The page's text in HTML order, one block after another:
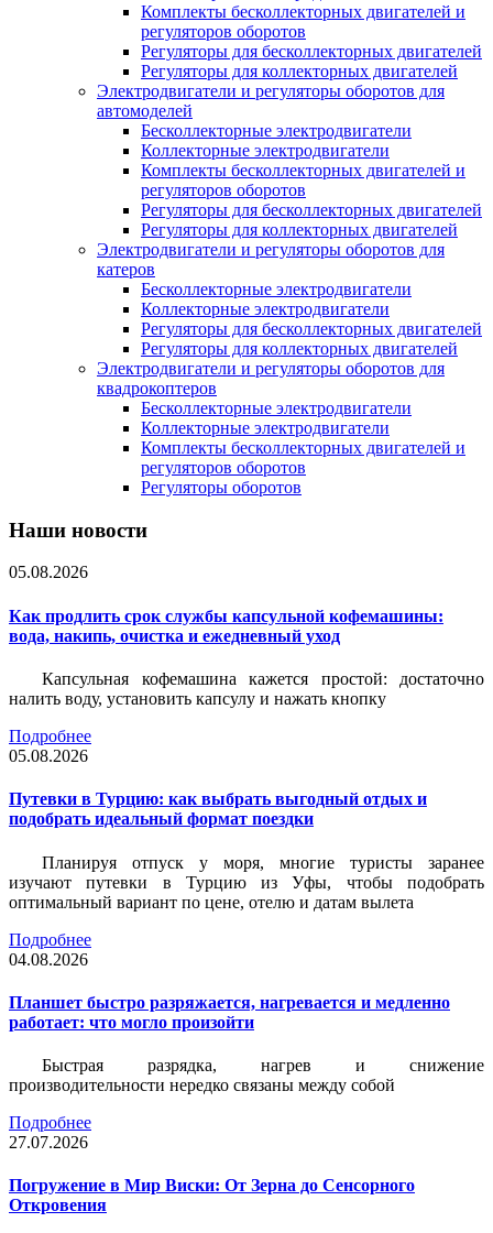
Комплекты бесколлекторных двигателей и
регуляторов оборотов
Регуляторы для бесколлекторных двигателей
Регуляторы для коллекторных двигателей
Электродвигатели и регуляторы оборотов для
автомоделей
Бесколлекторные электродвигатели
Коллекторные электродвигатели
Комплекты бесколлекторных двигателей и
регуляторов оборотов
Регуляторы для бесколлекторных двигателей
Регуляторы для коллекторных двигателей
Электродвигатели и регуляторы оборотов для
катеров
Бесколлекторные электродвигатели
Коллекторные электродвигатели
Регуляторы для бесколлекторных двигателей
Регуляторы для коллекторных двигателей
Электродвигатели и регуляторы оборотов для
квадрокоптеров
Бесколлекторные электродвигатели
Коллекторные электродвигатели
Комплекты бесколлекторных двигателей и
регуляторов оборотов
Регуляторы оборотов
Наши новости
05.08.2026
Как продлить срок службы капсульной кофемашины:
вода, накипь, очистка и ежедневный уход
Капсульная кофемашина кажется простой: достаточно
налить воду, установить капсулу и нажать кнопку
Подробнее
05.08.2026
Путевки в Турцию: как выбрать выгодный отдых и
подобрать идеальный формат поездки
Планируя отпуск у моря, многие туристы заранее
изучают путевки в Турцию из Уфы, чтобы подобрать
оптимальный вариант по цене, отелю и датам вылета
Подробнее
04.08.2026
Планшет быстро разряжается, нагревается и медленно
работает: что могло произойти
Быстрая разрядка, нагрев и снижение
производительности нередко связаны между собой
Подробнее
27.07.2026
Погружение в Мир Виски: От Зерна до Сенсорного
Откровения